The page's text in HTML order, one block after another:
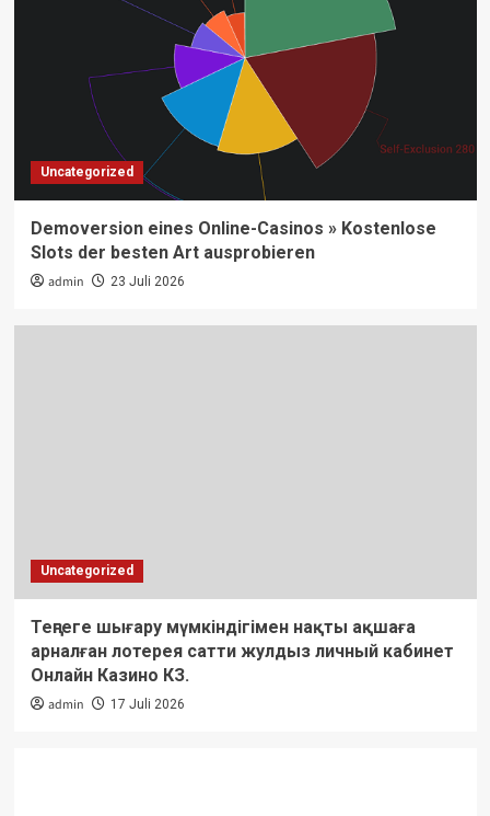
Uncategorized
Demoversion eines Online-Casinos » Kostenlose
Slots der besten Art ausprobieren
admin 23 Juli 2026
Uncategorized
Теңгеге шығару мүмкіндігімен нақты ақшаға
арналған лотерея сатти жулдыз личный кабинет
Онлайн Казино КЗ.
admin 17 Juli 2026